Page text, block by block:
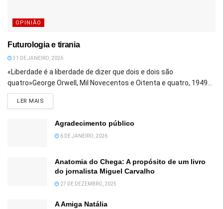
OPINIÃO
Futurologia e tirania
31 DE JANEIRO, 2026
«Liberdade é a liberdade de dizer que dois e dois são
quatro»George Orwell, Mil Novecentos e Oitenta e quatro, 1949...
LER MAIS
Agradecimento público
6 DE JANEIRO, 2026
Anatomia do Chega: A propósito de um livro
do jornalista Miguel Carvalho
27 DE DEZEMBRO, 2025
A Amiga Natália